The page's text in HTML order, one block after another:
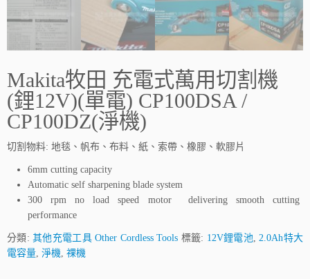
Makita牧田 充電式萬用切割機
(鋰12V)(單電) CP100DSA /
CP100DZ(淨機)
切割物料: 地毯、帆布、布料、紙、索帶、橡膠、軟膠片
6mm cutting capacity
Automatic self sharpening blade system
300 rpm no load speed motor delivering smooth cutting
performance
分類:其他充電工具 Other Cordless Tools 標籤: 12V鋰電池
2.0Ah特大
電容量 淨機 祼機